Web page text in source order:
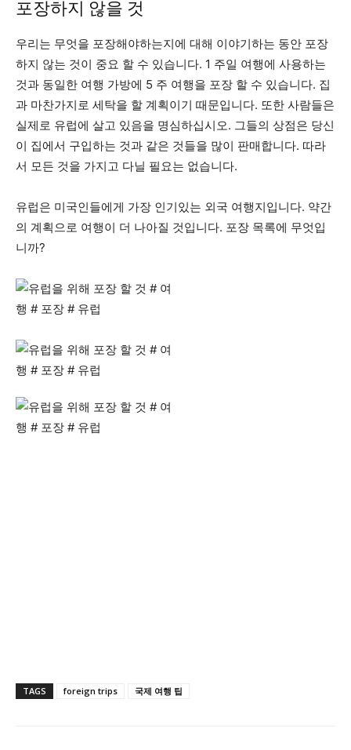
포장하지 않을 것
우리는 무엇을 포장해야하는지에 대해 이야기하는 동안 포장
하지 않는 것이 중요 할 수 있습니다. 1 주일 여행에 사용하는
것과 동일한 여행 가방에 5 주 여행을 포장 할 수 있습니다. 집
과 마찬가지로 세탁을 할 계획이기 때문입니다. 또한 사람들은
실제로 유럽에 살고 있음을 명심하십시오. 그들의 상점은 당신
이 집에서 구입하는 것과 같은 것들을 많이 판매합니다. 따라
서 모든 것을 가지고 다닐 필요는 없습니다.
유럽은 미국인들에게 가장 인기있는 외국 여행지입니다. 약간
의 계획으로 여행이 더 나아질 것입니다. 포장 목록에 무엇입
니까?
TAGS foreign trips 국제 여행 팁